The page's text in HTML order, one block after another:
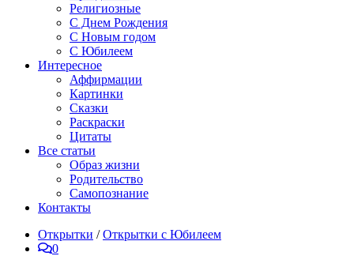
Религиозные
С Днем Рождения
С Новым годом
С Юбилеем
Интересное
Аффирмации
Картинки
Сказки
Раскраски
Цитаты
Все статьи
Образ жизни
Родительство
Самопознание
Контакты
Открытки / Открытки с Юбилеем
0